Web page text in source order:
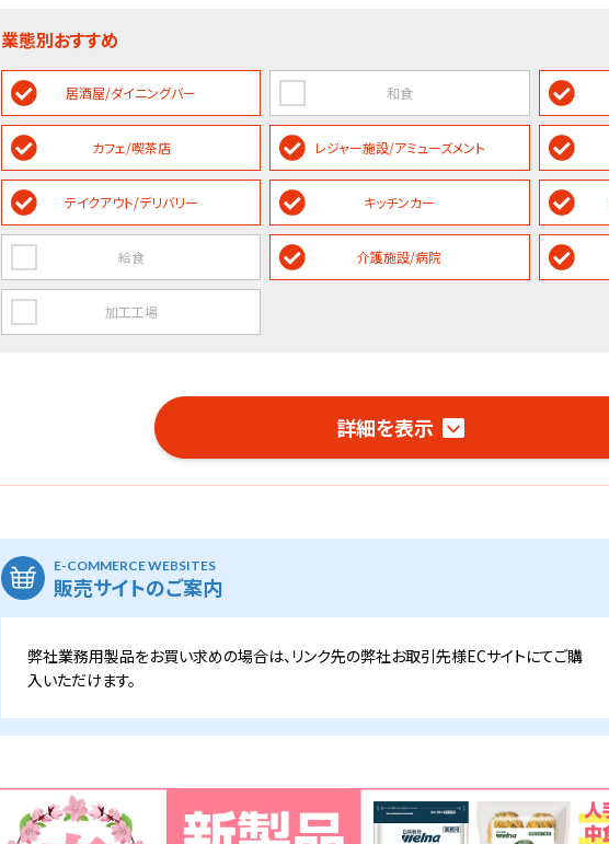
業態別おすすめ
居酒屋/ダイニングバー 和食
カフェ/喫茶店 レジャー施設/アミューズメント
テイクアウト/デリバリー キッチンカー
給食 介護施設/病院
加工工場
詳細を表示
E-COMMERCE WEBSITES
販売サイトのご案内
弊社業務用製品をお買い求めの場合は、リンク先の弊社お取引先様ECサイトにてご購
入いただけます。